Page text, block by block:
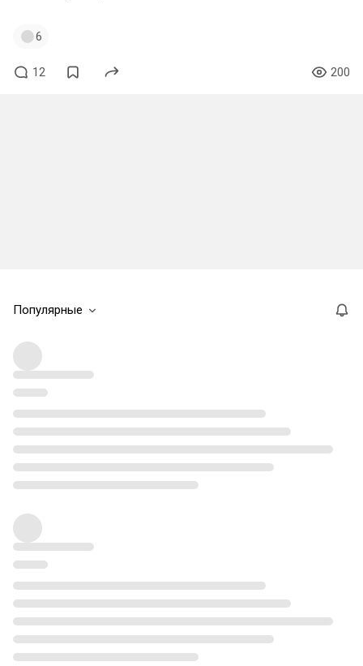
6
12 200
Популярные